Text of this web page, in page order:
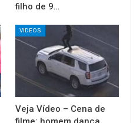
filho de 9…
VIDEOS
Veja Vídeo – Cena de